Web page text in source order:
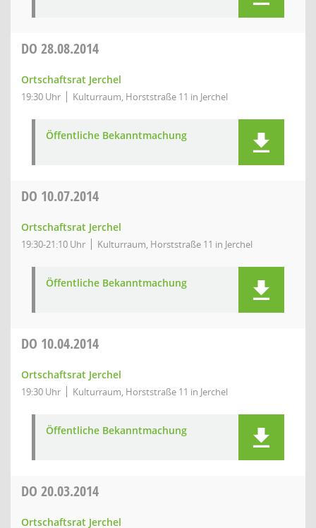
DO 28.08.2014
Ortschaftsrat Jerchel
19:30 Uhr Kulturraum, Horststraße 11 in Jerchel
Öffentliche Bekanntmachung
DO 10.07.2014
Ortschaftsrat Jerchel
19:30-21:10 Uhr Kulturraum, Horststraße 11 in Jerchel
Öffentliche Bekanntmachung
DO 10.04.2014
Ortschaftsrat Jerchel
19:30 Uhr Kulturraum, Horststraße 11 in Jerchel
Öffentliche Bekanntmachung
DO 20.03.2014
Ortschaftsrat Jerchel